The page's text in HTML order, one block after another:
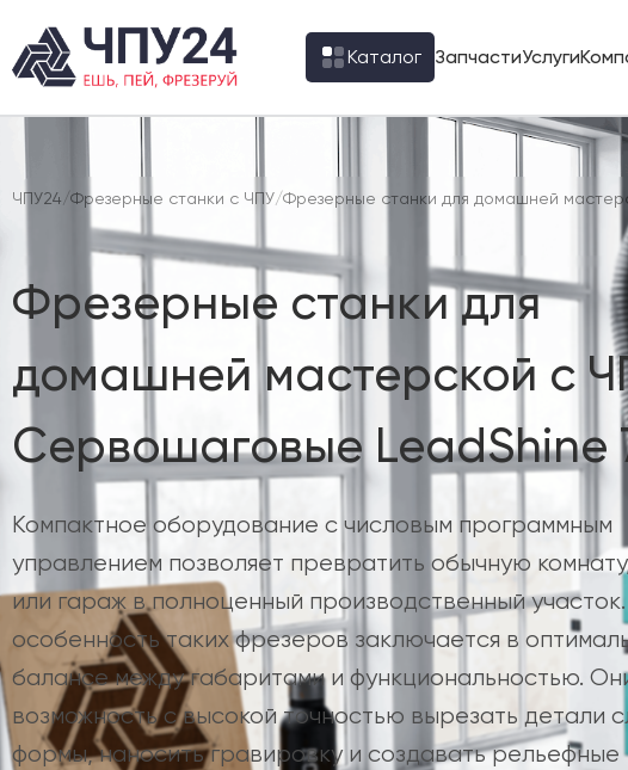
Каталог ЗапчастиУслуги
ЧПУ24/Фрезерные станки с ЧПУ/Фрезерные станки для домашней
Фрезерные станки для
домашней мастерской с
Сервошаговые LeadShine
Компактное оборудование с числовым программным
управлением позволяет превратить обычную
или гараж в полноценный производственный участок.
особенность таких фрезеров заключается в
балансе между габаритами и функциональностью.
возможность с высокой точностью вырезать детали
формы, наносить гравировку и создавать рельефные